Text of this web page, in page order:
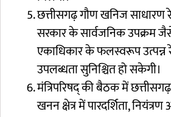
छत्तीसगढ़ गौण खनिज साधारण
सरकार के सार्वजनिक उपक्रम
एकाधिकार के फलस्वरूप उत्पन्न
उपलब्धता सुनिश्चित हो सकेगी।
मंत्रिपरिषद् की बैठक में
खनन क्षेत्र में पारदर्शिता,